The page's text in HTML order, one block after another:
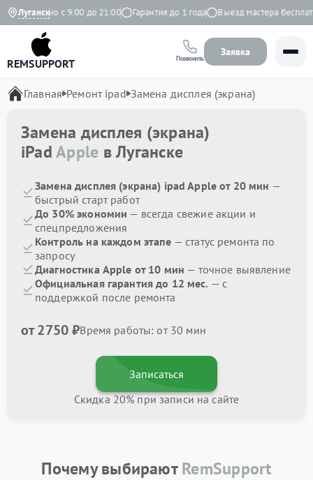
Луганск
Ежедневно с 9:00 до 21:00 Гарантия до 1 года Выезд мастера бесплатно
REMSUPPORT Позвонить
Заявка
Главная Ремонт ipad Замена дисплея (экрана)
Замена дисплея (экрана)
iPadApple в Луганске
Замена дисплея (экрана) ipad Apple от 20 мин —
быстрый старт работ
До 30% экономии — всегда свежие акции и
спецпредложения
Контроль на каждом этапе — статус ремонта по
запросу
Диагностика Apple от 10 мин — точное выявление
Официальная гарантия до 12 мес. — с
поддержкой после ремонта
от 2750 ₽Время работы: от 30 мин
Записаться
Скидка 20% при записи на сайте
Почему выбираютRemSupport